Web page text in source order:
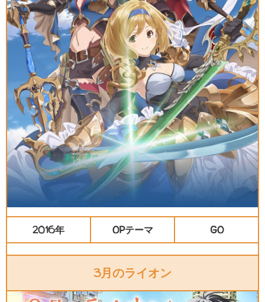
2016年 OPテーマ GO
3月のライオン